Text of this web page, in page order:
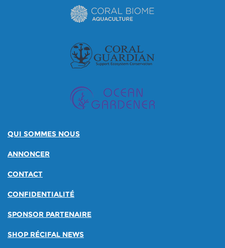
QUI SOMMES NOUS
ANNONCER
CONTACT
CONFIDENTIALITÉ
SPONSOR PARTENAIRE
SHOP RÉCIFAL NEWS